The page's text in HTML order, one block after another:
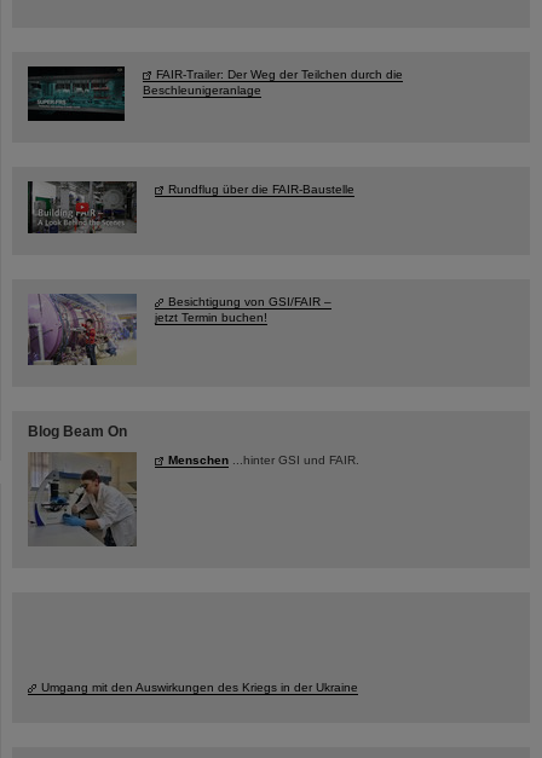
FAIR-Trailer: Der Weg der Teilchen durch die
Beschleunigeranlage
Rundflug über die FAIR-Baustelle
Besichtigung von GSI/FAIR –
jetzt Termin buchen!
Blog Beam On
Menschen ...hinter GSI und FAIR.
Umgang mit den Auswirkungen des Kriegs in der Ukraine